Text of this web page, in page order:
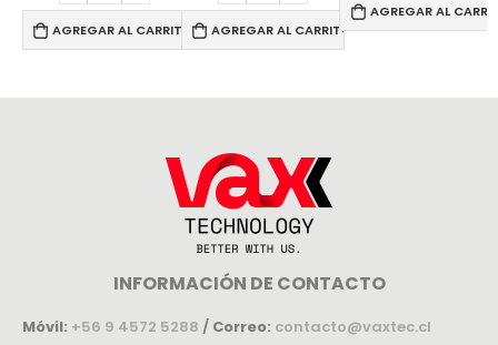
AGREGAR AL CARRITO AGREGAR AL CARRITO
AGREGAR AL
INFORMACIÓN DE CONTACTO
Móvil: +56 9 4572 5288 / Correo: contacto@vaxtec.cl